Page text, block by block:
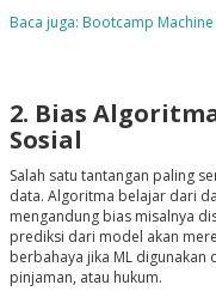
Baca juga: Bootcamp
2. Bias
Sosial
Salah satu tantangan paling
data. Algoritma belajar dari
mengandung bias misalnya
prediksi dari model akan
berbahaya jika ML
pinjaman, atau hukum.